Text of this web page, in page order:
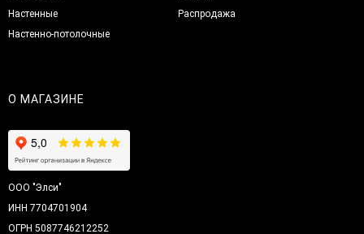
Настенные
Настенно-потолочные
Распродажа
О МАГАЗИНЕ
ООО "Элси"
ИНН 7704701904
ОГРН 5087746212252